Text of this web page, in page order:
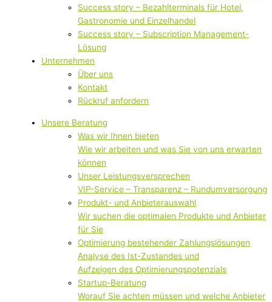
Success story – Bezahlterminals für Hotel,
Gastronomie und Einzelhandel
Success story – Subscription Management-
Lösung
Unternehmen
Über uns
Kontakt
Rückruf anfordern
Unsere Beratung
Was wir Ihnen bieten
Wie wir arbeiten und was Sie von uns erwarten
können
Unser Leistungsversprechen
VIP-Service – Transparenz – Rundumversorgung
Produkt- und Anbieterauswahl
Wir suchen die optimalen Produkte und Anbieter
für Sie
Optimierung bestehender Zahlungslösungen
Analyse des Ist-Zustandes und
Aufzeigen des Optimierungspotenzials
Startup-Beratung
Worauf Sie achten müssen und welche Anbieter